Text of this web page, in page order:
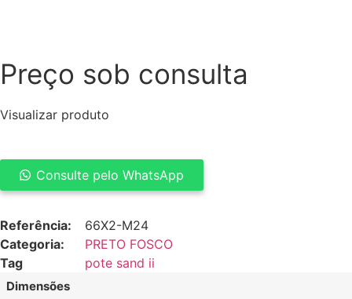
Preço sob consulta
Visualizar produto
Consulte pelo WhatsApp
POTE
II
quantidade
Referência:
66X2-M24
Categoria:
PRETO FOSCO
Tag
pote sand ii
Dimensões